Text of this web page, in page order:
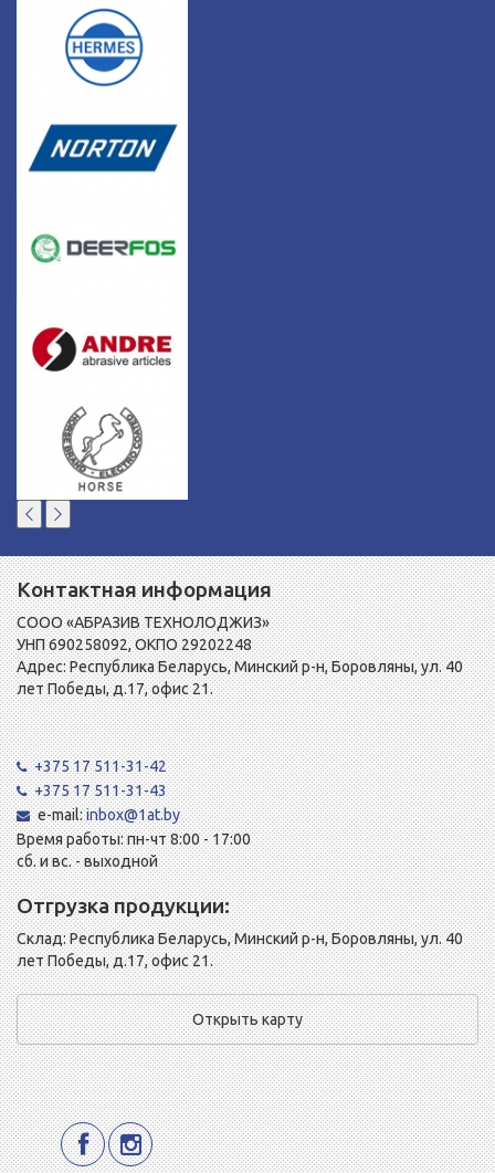
Контактная информация
СООО «АБРАЗИВ ТЕХНОЛОДЖИЗ»
УНП 690258092, ОКПО 29202248
Адрес: Республика Беларусь, Минский р-н, Боровляны, ул. 40
лет Победы, д.17, офис 21.
+375 17 511-31-42
+375 17 511-31-43
e-mail:inbox@1at.by
Время работы: пн-чт 8:00 - 17:00
сб. и вс. - выходной
Отгрузка продукции:
Склад: Республика Беларусь, Минский р-н, Боровляны, ул. 40
лет Победы, д.17, офис 21.
Открыть карту